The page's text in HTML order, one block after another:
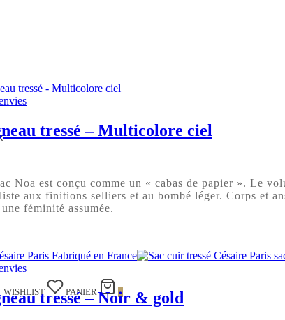
WISHLIST PANIER 0
tressé – Multicolore ciel
Noa est conçu comme un « cabas de papier ». Le
aux finitions selliers et au bombé léger. Corps et
féminité assumée.
tressé – Noir & gold